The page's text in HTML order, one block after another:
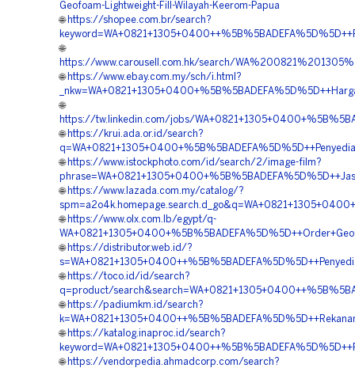
Geofoam-Lightweight-Fill-Wilayah-Keerom-Papua
🌐 https://shopee.com.br/search?
🌐
https://www.carousell.com.hk/search/
🌐 https://www.ebay.com.my/sch/i.html?
🌐
https://tw.linkedin.com/jobs/
🌐 https://krui.ada.or.id/search?
🌐 https://www.istockphoto.com/id/search/2/image-film?
🌐 https://www.lazada.com.my/catalog/?
🌐 https://www.olx.com.lb/egypt/q-
🌐 https://distributor.web.id/?
🌐 https://toco.id/id/search?
q=product/
🌐 https://padiumkm.id/search?
🌐 https://katalog.inaproc.id/search?
🌐 https://vendorpedia.ahmadcorp.com/search?